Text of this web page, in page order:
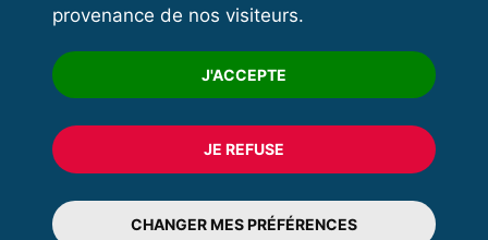
provenance de nos visiteurs.
J'ACCEPTE
JE REFUSE
CHANGER MES PRÉFÉRENCES
Trouver un club
Formation
© 2020 FFFORCE Tous droits réservés
Mentions légales
Plan du site